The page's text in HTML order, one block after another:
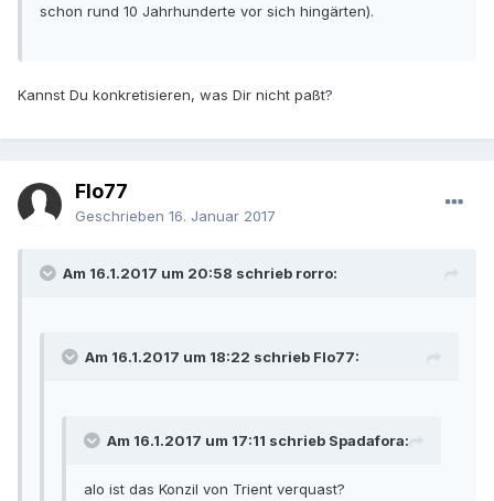
schon rund 10 Jahrhunderte vor sich hingärten).
Kannst Du konkretisieren, was Dir nicht paßt?
Flo77
Geschrieben 16. Januar 2017
Am 16.1.2017 um 20:58 schrieb rorro:
Am 16.1.2017 um 18:22 schrieb Flo77:
Am 16.1.2017 um 17:11 schrieb Spadafora:
alo ist das Konzil von Trient verquast?